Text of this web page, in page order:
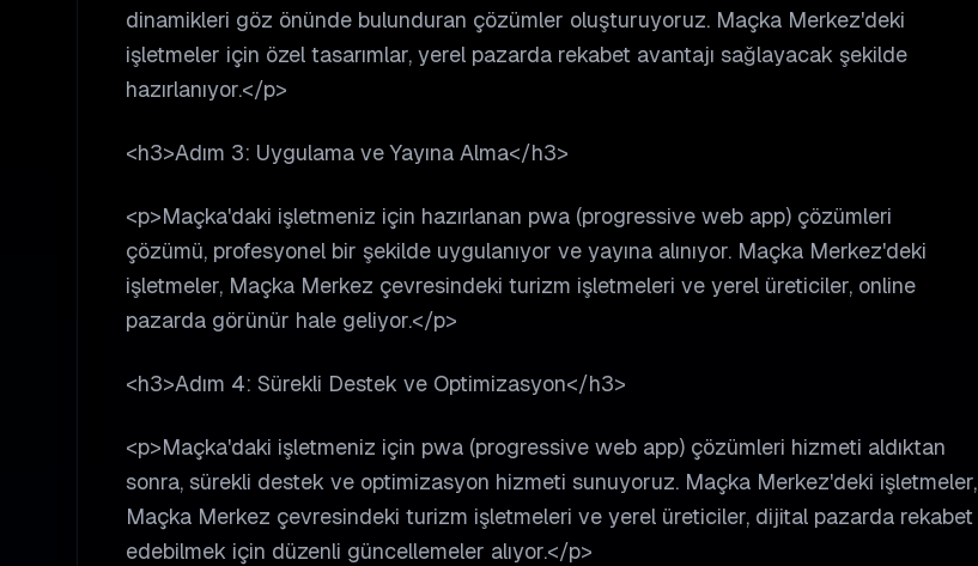
dinamikleri göz önünde bulunduran çözümler oluşturuyoruz. Maçka Merkez'deki
işletmeler için özel tasarımlar, yerel pazarda rekabet avantajı sağlayacak şekilde
hazırlanıyor.</p>
<h3>Adım 3: Uygulama ve Yayına Alma</h3>
<p>Maçka'daki işletmeniz için hazırlanan pwa (progressive web app) çözümleri
çözümü, profesyonel bir şekilde uygulanıyor ve yayına alınıyor. Maçka Merkez'deki
işletmeler, Maçka Merkez çevresindeki turizm işletmeleri ve yerel üreticiler, online
pazarda görünür hale geliyor.</p>
<h3>Adım 4: Sürekli Destek ve Optimizasyon</h3>
<p>Maçka'daki işletmeniz için pwa (progressive web app) çözümleri hizmeti aldıktan
sonra, sürekli destek ve optimizasyon hizmeti sunuyoruz. Maçka Merkez'deki işletmeler,
Maçka Merkez çevresindeki turizm işletmeleri ve yerel üreticiler, dijital pazarda rekabet
edebilmek için düzenli güncellemeler alıyor.</p>